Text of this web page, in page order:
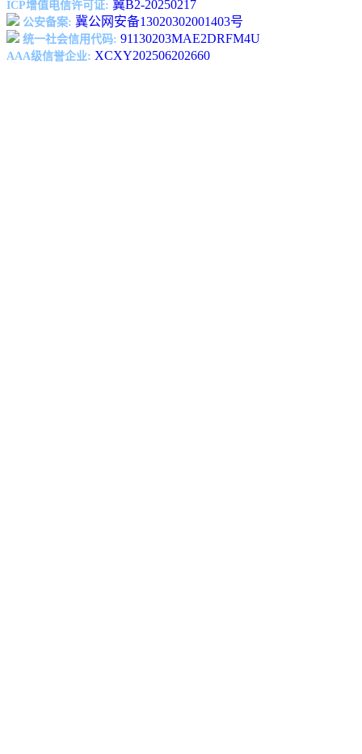
ICP增值电信许可证: 冀B2-20250217
公安备案: 冀公网安备13020302001403号
统一社会信用代码: 91130203MAE2DRFM4U
AAA级信誉企业: XCXY202506202660